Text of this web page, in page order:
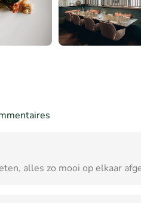
alles zo mooi op elkaar